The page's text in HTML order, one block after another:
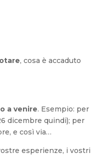
, cosa è accaduto
a venire. Esempio: per
dicembre quindi); per
e così via…
esperienze, i vostri